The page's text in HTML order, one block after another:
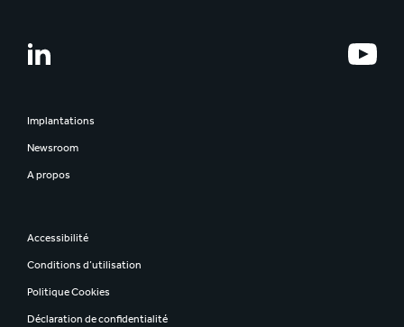
Implantations
Newsroom
A propos
Accessibilité
Conditions d’utilisation
Politique Cookies
Déclaration de confidentialité